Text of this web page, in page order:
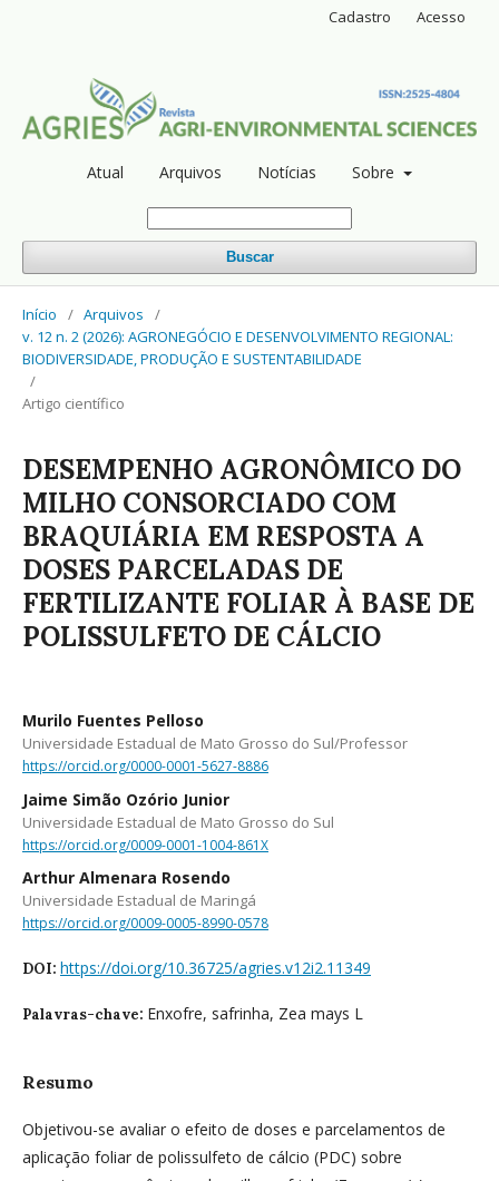
Atual Arquivos Notícias Sobre
Buscar
Cadastro Acesso
Início / Arquivos
/
v. 12 n. 2 (2026): AGRONEGÓCIO E DESENVOLVIMENTO REGIONAL:
BIODIVERSIDADE, PRODUÇÃO E SUSTENTABILIDADE
/
Artigo científico
DESEMPENHO AGRONÔMICO DO
MILHO CONSORCIADO COM
BRAQUIÁRIA EM RESPOSTA A
DOSES PARCELADAS DE
FERTILIZANTE FOLIAR À BASE DE
POLISSULFETO DE CÁLCIO
Murilo Fuentes Pelloso
Universidade Estadual de Mato Grosso do Sul/Professor
https://orcid.org/0000-0001-5627-8886
Jaime Simão Ozório Junior
Universidade Estadual de Mato Grosso do Sul
https://orcid.org/0009-0001-1004-861X
Arthur Almenara Rosendo
Universidade Estadual de Maringá
https://orcid.org/0009-0005-8990-0578
DOI: https://doi.org/10.36725/agries.v12i2.11349
Palavras-chave: Enxofre, safrinha, Zea mays L
Resumo
Objetivou-se avaliar o efeito de doses e parcelamentos de
aplicação foliar de polissulfeto de cálcio (PDC) sobre